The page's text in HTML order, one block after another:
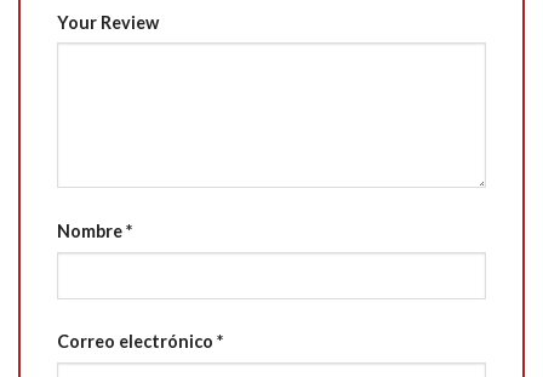
Your Review
Nombre*
Correo electrónico *